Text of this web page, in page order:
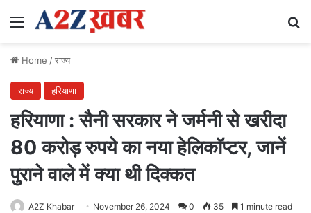
Menu
Home /राज्य
राज्य हरियाणा
हरियाणा : सैनी सरकार ने जर्मनी से खरीदा
80 करोड़ रुपये का नया हेलिकॉप्टर, जानें
पुराने वाले में क्या थी दिक्कत
A2Z Khabar November 26, 2024 0 35 1 minute read